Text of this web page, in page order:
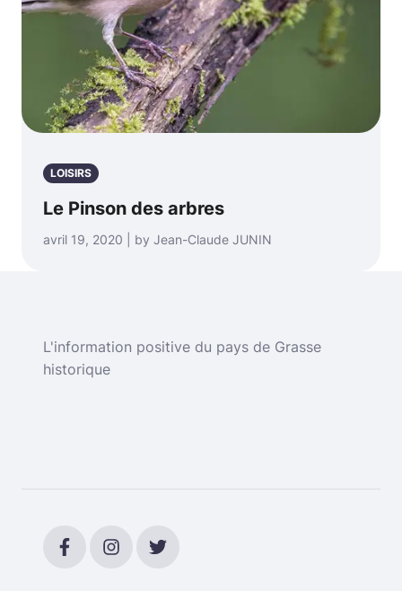
LOISIRS
Le Pinson des arbres
avril 19, 2020 | by Jean-Claude JUNIN
L'information positive du pays de Grasse
historique